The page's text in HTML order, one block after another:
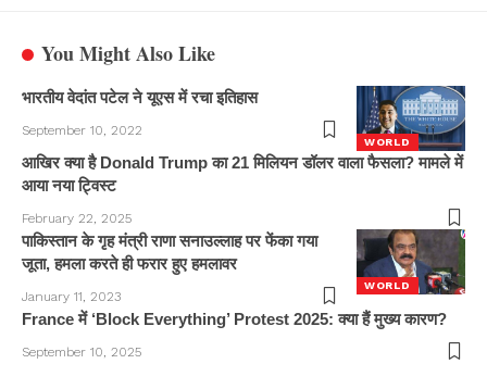
You Might Also Like
WORLD
भारतीय वेदांत पटेल ने यूएस में रचा इतिहास
September 10, 2022
आखिर क्या है Donald Trump का 21 मिलियन डॉलर वाला फैसला? मामले में
आया नया ट्विस्ट
February 22, 2025
WORLD
पाकिस्तान के गृह मंत्री राणा सनाउल्लाह पर फेंका गया
जूता, हमला करते ही फरार हुए हमलावर
January 11, 2023
France में ‘Block Everything’ Protest 2025: क्या हैं मुख्य कारण?
September 10, 2025